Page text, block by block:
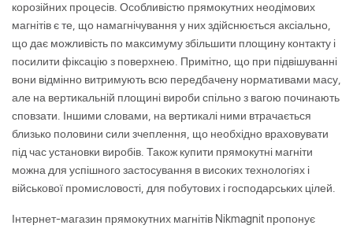
корозійних процесів. Особливістю прямокутних неодімових
магнітів є те, що намагнічування у них здійснюється аксіально,
що дає можливість по максимуму збільшити площину контакту і
посилити фіксацію з поверхнею. Примітно, що при підвішуванні
вони відмінно витримують всю передбачену нормативами масу,
але на вертикальній площині вироби спільно з вагою починають
сповзати. Іншими словами, на вертикалі ними втрачається
близько половини сили зчеплення, що необхідно враховувати
під час установки виробів. Також купити прямокутні магніти
можна для успішного застосування в високих технологіях і
військової промисловості, для побутових і господарських цілей.
Інтернет-магазин прямокутних магнітів Nikmagnit пропонує